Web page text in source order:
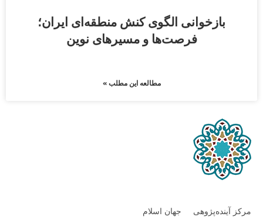
بازخوانی الگوی کنش منطقه‌ای ایران؛
فرصت‌ها و مسیرهای نوین
مطالعه این مطلب »
مرکز آینده‌پژوهی جهان اسلام